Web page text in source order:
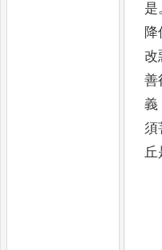
是
降
改
善
義
須
丘